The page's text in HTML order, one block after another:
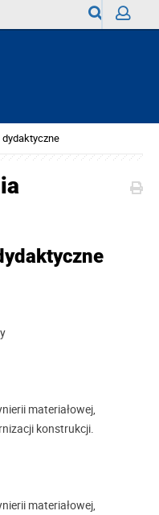
materiałowej,
konstrukcji.
materiałowej,